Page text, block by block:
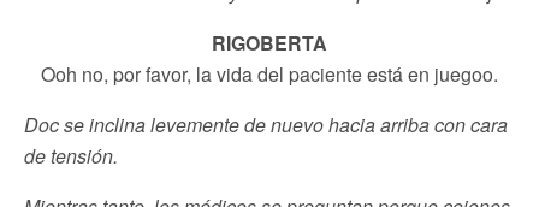
RIGOBERTA
Ooh no, por favor, la vida del paciente está en juegoo.
Doc se inclina levemente de nuevo hacia arriba con cara
de tensión.